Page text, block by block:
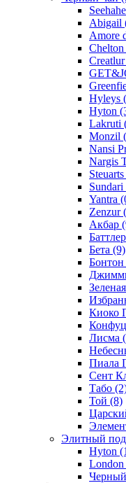
Abigail
Amore
Chelton
Creatlur
Hyleys
Hyton
Lakruti
Monzil
Nansi
Nargis
Steuarts
Sundari
Yantra
Zenzur
Акбар
Баттлер
Бета (9)
Бонтон
Киоко
Лисма
Пиала
Сент
Табо
Той (8)
Элитный
Hyton
London